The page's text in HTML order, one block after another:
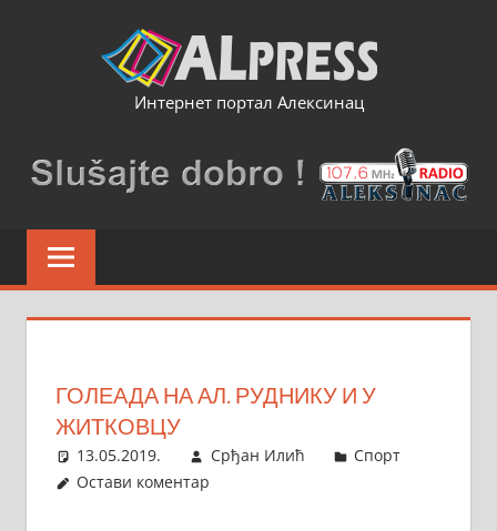
Интернет портал Алексинац
ГОЛЕАДА НА АЛ. РУДНИКУ И У
ЖИТКОВЦУ
13.05.2019. Срђан Илић
Спорт
Остави коментар